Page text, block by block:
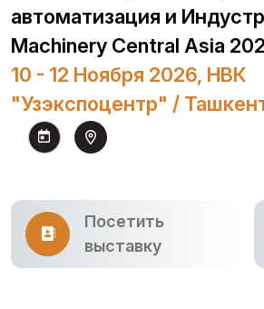
автоматизация и
Machinery Central Asia
10 - 12 Ноября 2026, НВК
"Узэкспоцентр" /
Посетить
выставку